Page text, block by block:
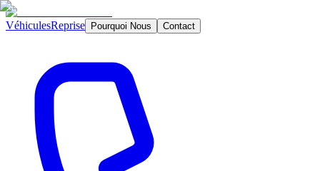
VéhiculesReprise Pourquoi Nous Contact